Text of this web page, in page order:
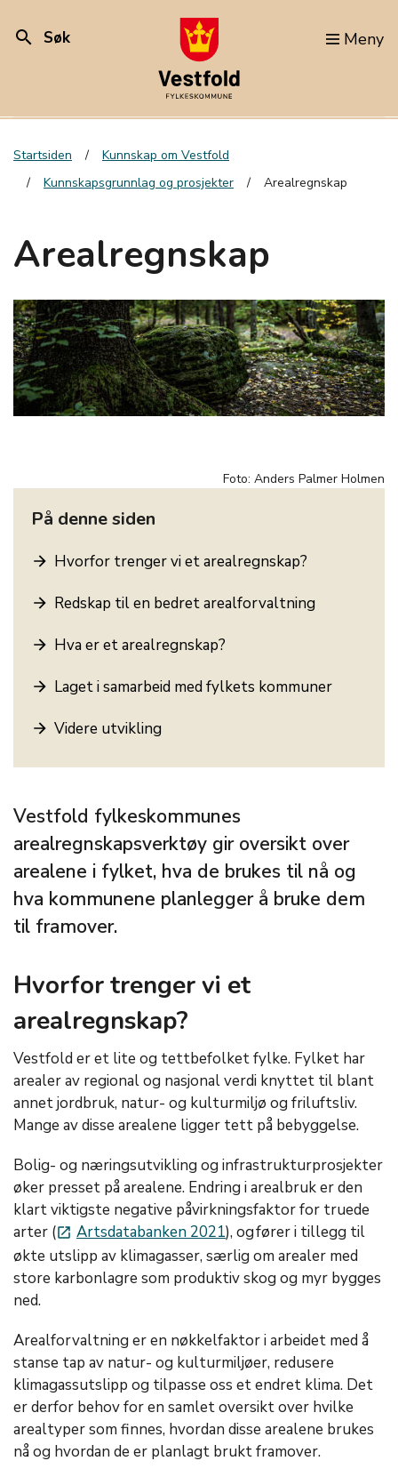
search Søk Meny
Startsiden
Kunnskap om Vestfold
Kunnskapsgrunnlag og prosjekter
Arealregnskap
Arealregnskap
Foto: Anders Palmer Holmen
På denne siden
Hvorfor trenger vi et arealregnskap?
Redskap til en bedret arealforvaltning
Hva er et arealregnskap?
Laget i samarbeid med fylkets kommuner
Videre utvikling
Vestfold fylkeskommunes
arealregnskapsverktøy gir oversikt over
arealene i fylket, hva de brukes til nå og
hva kommunene planlegger å bruke dem
til framover.
Hvorfor trenger vi et
arealregnskap?
Vestfold er et lite og tettbefolket fylke. Fylket har
arealer av regional og nasjonal verdi knyttet til blant
annet jordbruk, natur- og kulturmiljø og friluftsliv.
Mange av disse arealene ligger tett på bebyggelse.
Bolig- og næringsutvikling og infrastrukturprosjekter
øker presset på arealene. Endring i arealbruk er den
klart viktigste negative påvirkningsfaktor for truede
arter (launch Artsdatabanken 2021), og fører i tillegg til
økte utslipp av klimagasser, særlig om arealer med
store karbonlagre som produktiv skog og myr bygges
ned.
Arealforvaltning er en nøkkelfaktor i arbeidet med å
stanse tap av natur- og kulturmiljøer, redusere
klimagassutslipp og tilpasse oss et endret klima. Det
er derfor behov for en samlet oversikt over hvilke
arealtyper som finnes, hvordan disse arealene brukes
nå og hvordan de er planlagt brukt framover.